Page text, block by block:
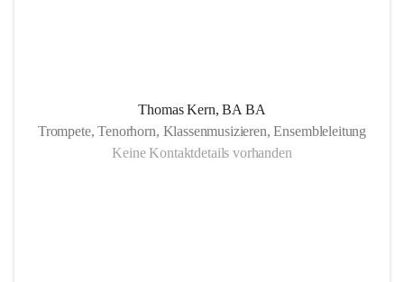
Thomas Kern, BA BA
Trompete, Tenorhorn, Klassenmusizieren, Ensembleleitung
Keine Kontaktdetails vorhanden